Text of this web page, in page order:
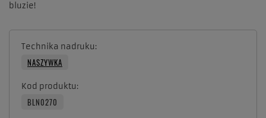
bluzie!
Technika nadruku
NASZYWKA
Kod produktu
BLN0270